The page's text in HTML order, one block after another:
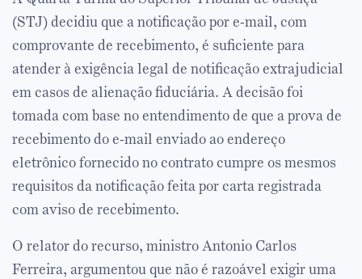
(STJ) decidiu que a notificação por e-mail, com
comprovante de recebimento, é suficiente para
atender à exigência legal de notificação extrajudicial
em casos de alienação fiduciária. A decisão foi
tomada com base no entendimento de que a prova de
recebimento do e-mail enviado ao endereço
eletrônico fornecido no contrato cumpre os mesmos
requisitos da notificação feita por carta registrada
com aviso de recebimento.
O relator do recurso, ministro Antonio Carlos
Ferreira, argumentou que não é razoável exigir uma